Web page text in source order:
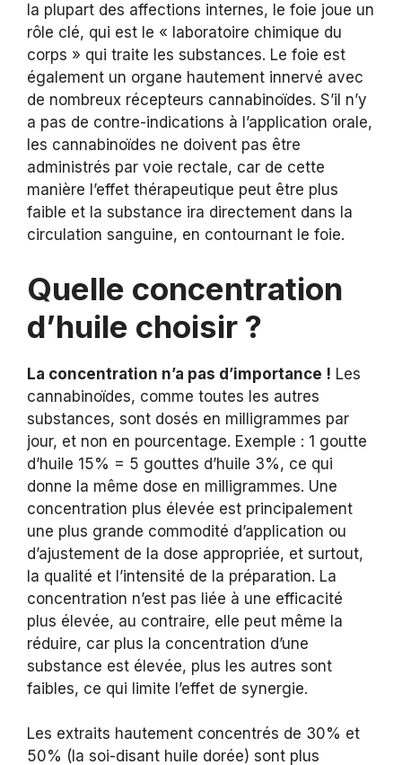
la plupart des affections internes, le foie joue un
rôle clé, qui est le « laboratoire chimique du
corps » qui traite les substances. Le foie est
également un organe hautement innervé avec
de nombreux récepteurs cannabinoïdes. S’il n’y
a pas de contre-indications à l’application orale,
les cannabinoïdes ne doivent pas être
administrés par voie rectale, car de cette
manière l’effet thérapeutique peut être plus
faible et la substance ira directement dans la
circulation sanguine, en contournant le foie.
Quelle concentration
d’huile choisir ?
La concentration n’a pas d’importance ! Les
cannabinoïdes, comme toutes les autres
substances, sont dosés en milligrammes par
jour, et non en pourcentage. Exemple : 1 goutte
d’huile 15% = 5 gouttes d’huile 3%, ce qui
donne la même dose en milligrammes. Une
concentration plus élevée est principalement
une plus grande commodité d’application ou
d’ajustement de la dose appropriée, et surtout,
la qualité et l’intensité de la préparation. La
concentration n’est pas liée à une efficacité
plus élevée, au contraire, elle peut même la
réduire, car plus la concentration d’une
substance est élevée, plus les autres sont
faibles, ce qui limite l’effet de synergie.
Les extraits hautement concentrés de 30% et
50% (la soi-disant huile dorée) sont plus